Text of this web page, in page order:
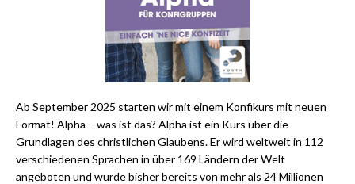
Ab September 2025 starten wir mit einem Konfikurs mit neuen
Format! Alpha – was ist das? Alpha ist ein Kurs über die
Grundlagen des christlichen Glaubens. Er wird weltweit in 112
verschiedenen Sprachen in über 169 Ländern der Welt
angeboten und wurde bisher bereits von mehr als 24 Millionen